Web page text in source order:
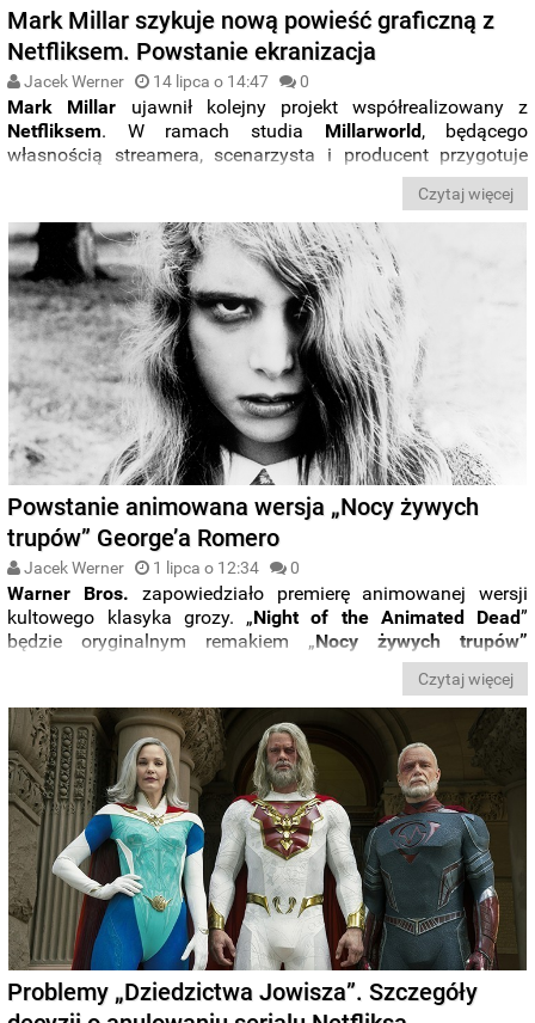
Mark Millar szykuje nową powieść graficzną z
Netfliksem. Powstanie ekranizacja
Jacek Werner 14 lipca o 14:47 0
Mark Millar ujawnił kolejny projekt współrealizowany z
Netfliksem. W ramach studia Millarworld , będącego
własnością streamera, scenarzysta i producent przygotuje
Czytaj więcej
Powstanie animowana wersja „Nocy żywych
trupów” George’a Romero
Jacek Werner 1 lipca o 12:34 0
Warner Bros. zapowiedziało premierę animowanej wersji
kultowego klasyka grozy. „Night of the Animated Dead”
będzie oryginalnym remakiem „Nocy żywych trupów”
Czytaj więcej
Problemy „Dziedzictwa Jowisza”. Szczegóły